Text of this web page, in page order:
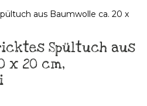
Spültuch aus
x 20 cm,